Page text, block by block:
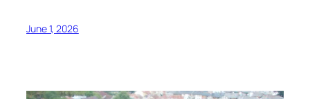
June 1, 2026